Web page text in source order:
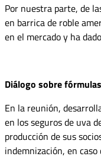
Por nuestra parte, de
en barrica de roble
en el mercado y ha
Diálogo sobre
En la reunión,
en los seguros de uva
producción de sus
indemnización, en